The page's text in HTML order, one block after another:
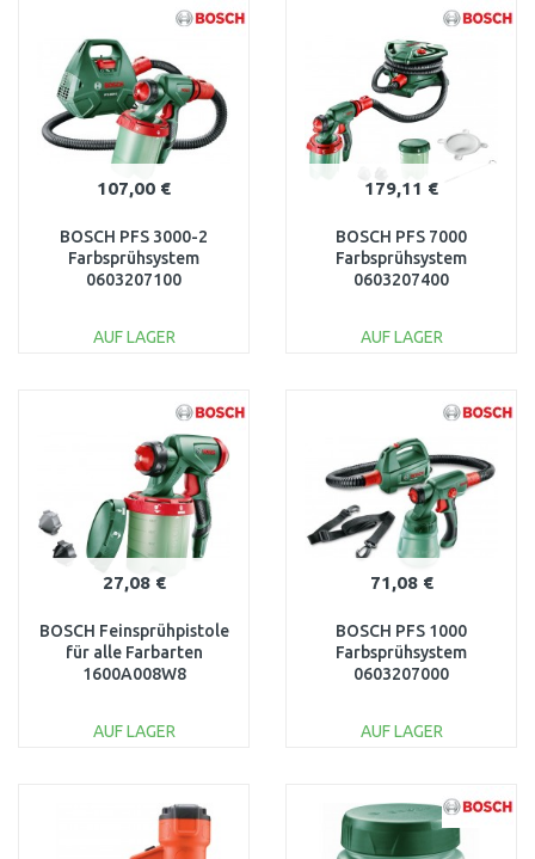
Vergleichen Vergleichen
107,00 €
BOSCH PFS 3000-2
Farbsprühsystem
0603207100
AUF LAGER
Vergleichen
179,11 €
BOSCH PFS 7000
Farbsprühsystem
0603207400
AUF LAGER
27,08 €
BOSCH Feinsprühpistole
für alle Farbarten
1600A008W8
AUF LAGER
Vergleichen
71,08 €
BOSCH PFS 1000
Farbsprühsystem
0603207000
AUF LAGER
Vergleichen